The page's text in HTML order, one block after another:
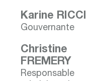
Karine RICCI
Gouvernante
Christine
FREMERY
Responsable